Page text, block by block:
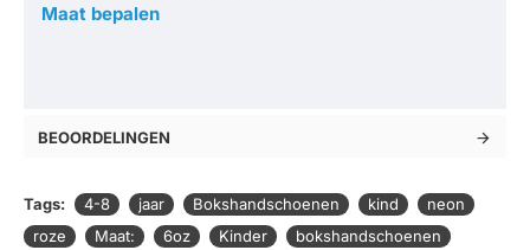
Maat bepalen
BEOORDELINGEN
Tags: 4-8 jaar Bokshandschoenen kind
neon
roze
Maat: 6oz Kinder
bokshandschoenen